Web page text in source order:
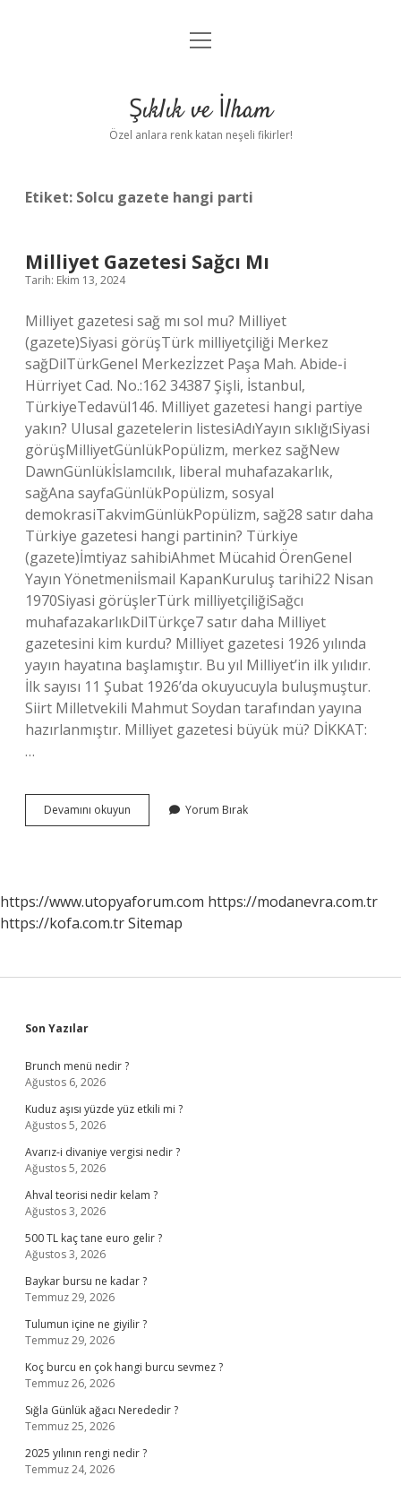
Anasayfa
Yasal Uyarı
menüyü
Şıklık ve İlham
Özel anlara renk katan neşeli fikirler!
Etiket: Solcu gazete hangi parti
Milliyet Gazetesi Sağcı Mı
Tarih: Ekim 13, 2024
Milliyet gazetesi sağ mı sol mu? Milliyet
(gazete)Siyasi görüşTürk milliyetçiliği Merkez
sağDilTürkGenel Merkezİzzet Paşa Mah. Abide-i
Hürriyet Cad. No.:162 34387 Şişli, İstanbul,
TürkiyeTedavül146. Milliyet gazetesi hangi partiye
yakın? Ulusal gazetelerin listesiAdıYayın sıklığıSiyasi
görüşMilliyetGünlükPopülizm, merkez sağNew
DawnGünlükİslamcılık, liberal muhafazakarlık,
sağAna sayfaGünlükPopülizm, sosyal
demokrasiTakvimGünlükPopülizm, sağ28 satır daha
Türkiye gazetesi hangi partinin? Türkiye
(gazete)İmtiyaz sahibiAhmet Mücahid ÖrenGenel
Yayın Yönetmeniİsmail KapanKuruluş tarihi22 Nisan
1970Siyasi görüşlerTürk milliyetçiliğiSağcı
muhafazakarlıkDilTürkçe7 satır daha Milliyet
gazetesini kim kurdu? Milliyet gazetesi 1926 yılında
yayın hayatına başlamıştır. Bu yıl Milliyet’in ilk yılıdır.
İlk sayısı 11 Şubat 1926’da okuyucuyla buluşmuştur.
Siirt Milletvekili Mahmut Soydan tarafından yayına
hazırlanmıştır. Milliyet gazetesi büyük mü? DİKKAT:
…
Devamını okuyun
Gazetesi
Yorum Bırak
https://www.utopyaforum.com https://modanevra.com.tr
https://kofa.com.trSitemap
Sidebar
Son Yazılar
Brunch menü nedir ?
Ağustos 6, 2026
Kuduz aşısı yüzde yüz etkili mi ?
Ağustos 5, 2026
Avarız-i divaniye vergisi nedir ?
Ağustos 5, 2026
Ahval teorisi nedir kelam ?
Ağustos 3, 2026
500 TL kaç tane euro gelir ?
Ağustos 3, 2026
Baykar bursu ne kadar ?
Temmuz 29, 2026
Tulumun içine ne giyilir ?
Temmuz 29, 2026
Koç burcu en çok hangi burcu sevmez ?
Temmuz 26, 2026
Sığla Günlük ağacı Nerededir ?
Temmuz 25, 2026
2025 yılının rengi nedir ?
Temmuz 24, 2026